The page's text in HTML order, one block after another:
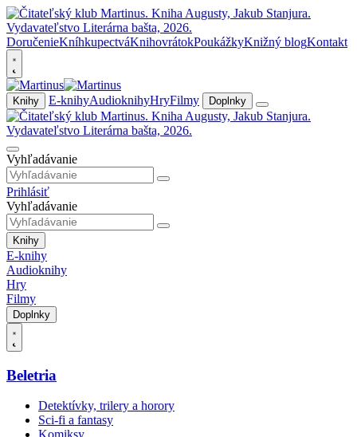
DoručenieKníhkupectváKnihovrátokPoukážkyKnižný blogKontakt
Knihy E-knihyAudioknihyHryFilmy Doplnky
Vyhľadávanie
Prihlásiť
Vyhľadávanie
Knihy
E-knihy
Audioknihy
Hry
Filmy
Doplnky
Beletria
Detektívky, trilery a horory
Sci-fi a fantasy